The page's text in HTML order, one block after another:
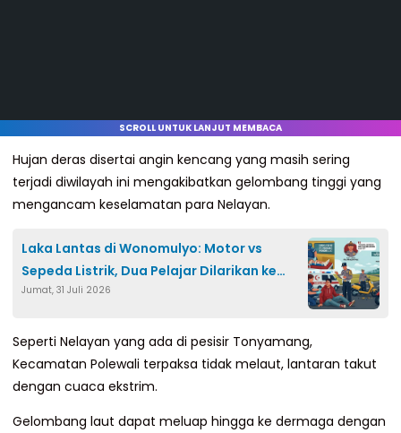
SCROLL UNTUK LANJUT MEMBACA
Hujan deras disertai angin kencang yang masih sering
terjadi diwilayah ini mengakibatkan gelombang tinggi yang
mengancam keselamatan para Nelayan.
Laka Lantas di Wonomulyo: Motor vs
Sepeda Listrik, Dua Pelajar Dilarikan ke
Rumah Sakit
Jumat, 31 Juli 2026
Seperti Nelayan yang ada di pesisir Tonyamang,
Kecamatan Polewali terpaksa tidak melaut, lantaran takut
dengan cuaca ekstrim.
Gelombang laut dapat meluap hingga ke dermaga dengan